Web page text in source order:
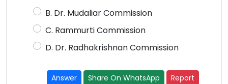
B. Dr. Mudaliar Commission
C. Rammurti Commission
D. Dr. Radhakrishnan Commission
Answer Share On WhatsApp Report